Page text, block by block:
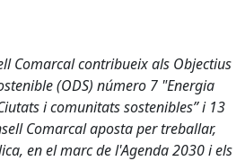
Comarcal contribueix als Objectius
(ODS) número 7 "Energia
i comunitats sostenibles” i 13
Comarcal aposta per treballar,
en el marc de l'Agenda 2030 i els